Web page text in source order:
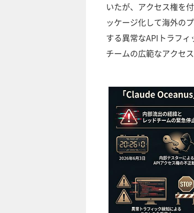
いたが、アクセス権を
ッケージ化して海外の
する異常なAPIトラフ
チームの広範なアクセ